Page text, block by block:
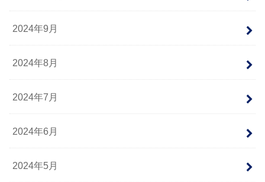
2024年9月
2024年8月
2024年7月
2024年6月
2024年5月